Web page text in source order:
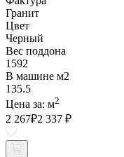
Гранит
Цвет
Черный
Вес поддона
1592
В машине м2
135.5
Цена за: м2
2 267₽2 337 ₽